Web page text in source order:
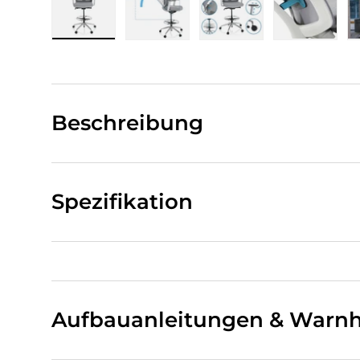
Beschreibung
Spezifikation
Aufbauanleitungen &